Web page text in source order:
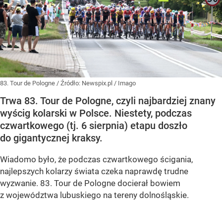
83. Tour de Pologne / Źródło: Newspix.pl / Imago
Trwa 83. Tour de Pologne, czyli najbardziej znany
wyścig kolarski w Polsce. Niestety, podczas
czwartkowego (tj. 6 sierpnia) etapu doszło
do gigantycznej kraksy.
Wiadomo było, że podczas czwartkowego ścigania,
najlepszych kolarzy świata czeka naprawdę trudne
wyzwanie. 83. Tour de Pologne docierał bowiem
z województwa lubuskiego na tereny dolnośląskie.